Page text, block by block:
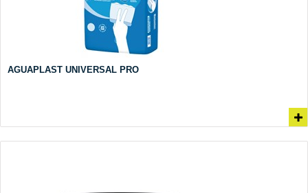
AGUAPLAST UNIVERSAL PRO